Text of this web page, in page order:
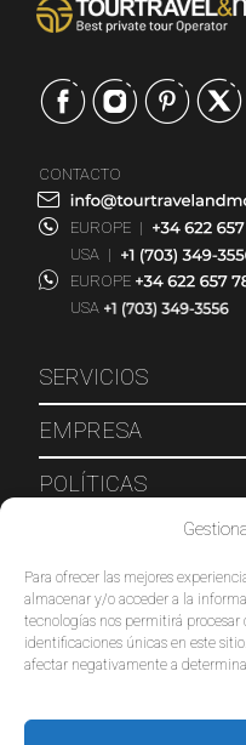
Para ofrecer las mejores
almacenar y/o acceder a la
tecnologías nos permitirá
identificaciones únicas en este
afectar negativamente a
SERVICIOS
EMPRESA
POLÍTICAS
CONTACTO
EUROPE |
USA |
EUROPE
USA